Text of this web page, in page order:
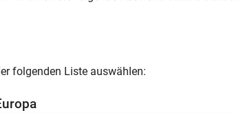
folgenden Liste auswählen: